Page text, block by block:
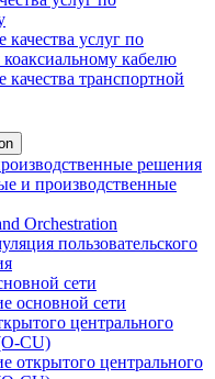
качества услуг по
кабелю
качества транспортной
решения
и производственные
Orchestration
пользовательского
сети
основной сети
центрального
CU)
открытого центрального